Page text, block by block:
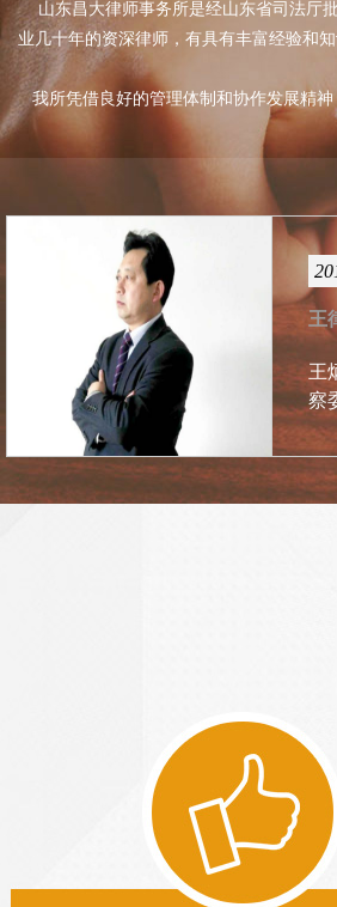
山东昌大律师事务所是经山东省司法厅批
业几十年的资深律师，有具有丰富经验和
我所凭借良好的管理体制和协作发展精神
王
王
察